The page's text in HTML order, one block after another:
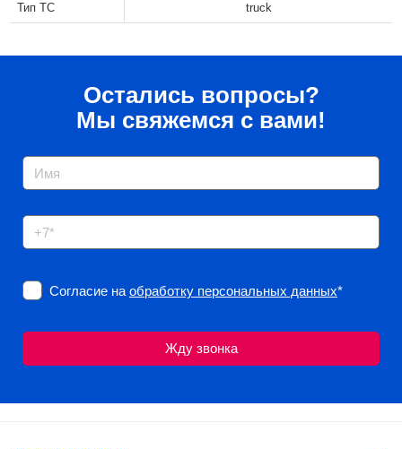
Тип ТС truck
Остались вопросы?
Мы свяжемся с вами!
Согласие на обработку персональных данных*